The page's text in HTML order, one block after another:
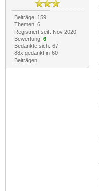
Beiträge: 159
Themen: 6
Registriert seit: Nov 2020
Bewertung: 6
Bedankte sich: 67
88x gedankt in 60
Beiträgen